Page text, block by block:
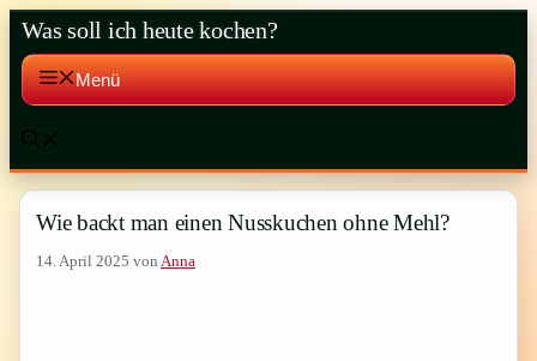
Zum
Inhalt
springen
Was soll ich heute kochen?
Menü
Wie backt man einen Nusskuchen ohne Mehl?
14. April 2025 von Anna